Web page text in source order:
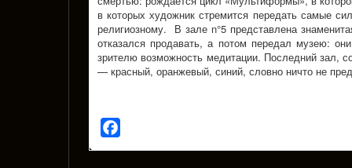
в которых художник стремится передать самые
религиозному. В зале n°5 представлена
отказался продавать, а потом передал музею:
зрителю возможность медитации. Последний зал,
— красный, оранжевый, синий, словно ничто не